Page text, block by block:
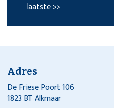
laatste >>
Adres
De Friese Poort 106
1823 BT Alkmaar